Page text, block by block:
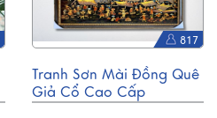
817
Tranh Sơn Mài Đồng Quê
Giả Cổ Cao Cấp